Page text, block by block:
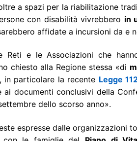
a spazi per la riabilitazione
con disabilità vivrebbero in
affidate a incursioni da e
e le Associazioni che
chiesto alla Regione stessa «di
in particolare la recente Legge
ai documenti conclusivi della
dello scorso anno».
espresse dalle organizzazioni